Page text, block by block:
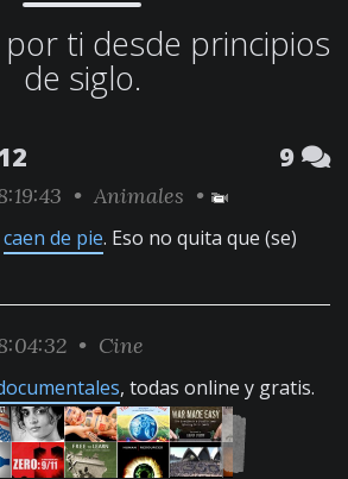
ti desde principios
de siglo.
9
• Animales •
caen de pie. Eso no quita que (se)
• Cine
, todas online y gratis.